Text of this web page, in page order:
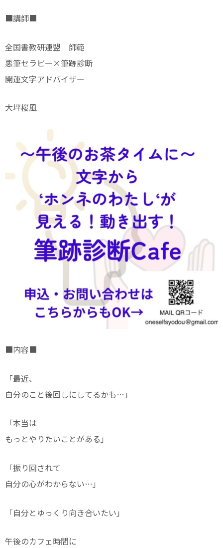
■講師■
全国書教研連盟 師範
悪筆セラピー×筆跡診断
開運文字アドバイザー
大坪桜風
■内容■
「最近、
自分のこと後回しにしてるかも…」
「本当は
もっとやりたいことがある」
「振り回されて
自分の心がわからない…」
「自分とゆっくり向き合いたい」
午後のカフェ時間に